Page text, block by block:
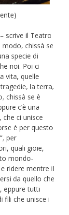
scrive il Teatro
chissà se
specie di
noi. Poi ci
vita, quelle
la terra,
chissà se è
c’è una
ci unisce
è per questo
per
quali gioie,
mondo-
ridere mentre il
da quello che
eppure tutti
fili che unisce i